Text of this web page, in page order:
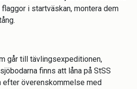
i startväskan, montera dem
går till tävlingsexpeditionen,
finns att låna på StSS
efter överenskommelse med